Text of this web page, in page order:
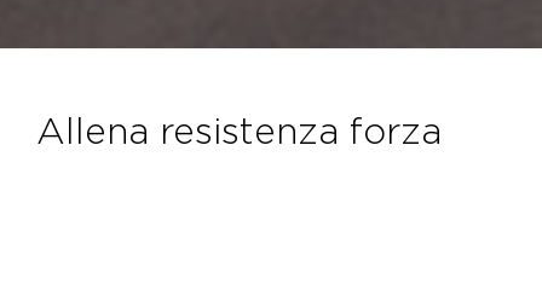
allena resistenza forza